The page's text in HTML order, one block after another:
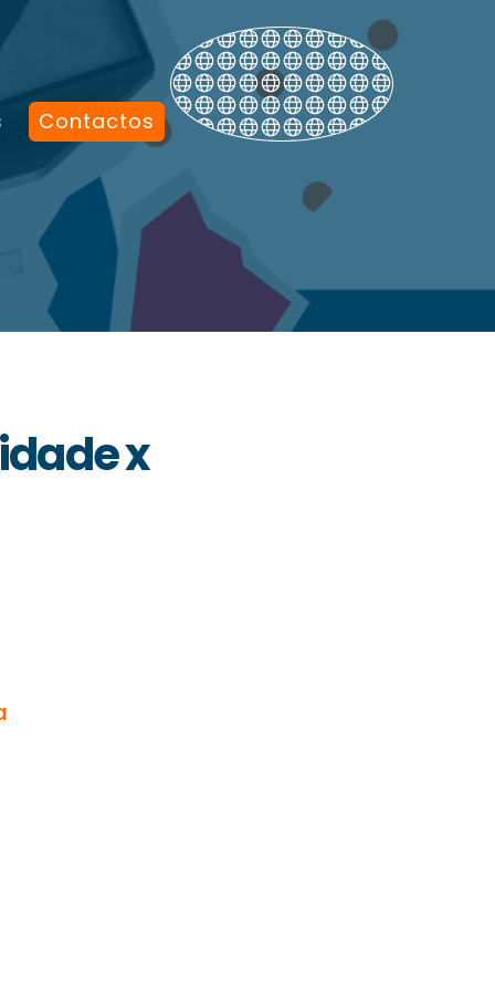
Contactos
x